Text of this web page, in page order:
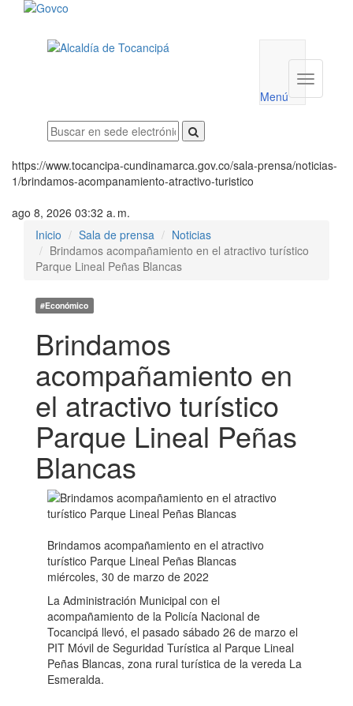
utilidades
Menú
Menú
https://www.tocancipa-cundinamarca.gov.co/sala-prensa/noticias-
1/brindamos-acompanamiento-atractivo-turistico
ago 8, 2026 03:32 a. m.
Inicio
Sala de prensa
Noticias
Brindamos acompañamiento en el atractivo turístico
Parque Lineal Peñas Blancas
#Económico
Brindamos
acompañamiento en
el atractivo turístico
Parque Lineal Peñas
Blancas
Brindamos acompañamiento en el atractivo
turístico Parque Lineal Peñas Blancas
miércoles, 30 de marzo de 2022
La Administración Municipal con el
acompañamiento de la Policía Nacional de
Tocancipá llevó, el pasado sábado 26 de marzo el
PIT Móvil de Seguridad Turística al Parque Lineal
Peñas Blancas, zona rural turística de la vereda La
Esmeralda.